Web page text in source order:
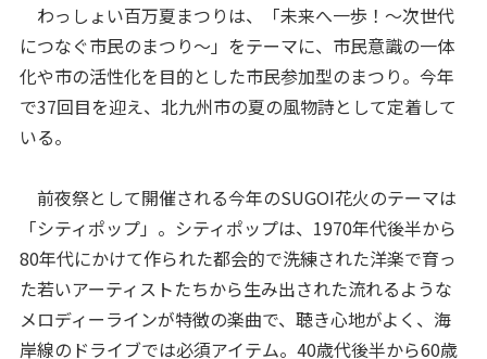
わっしょい百万夏まつりは、「未来へ一歩！〜次世代
につなぐ市民のまつり〜」をテーマに、市民意識の一体
化や市の活性化を目的とした市民参加型のまつり。今年
で37回目を迎え、北九州市の夏の風物詩として定着して
いる。
前夜祭として開催される今年のSUGOI花火のテーマは
「シティポップ」。シティポップは、1970年代後半から
80年代にかけて作られた都会的で洗練された洋楽で育っ
た若いアーティストたちから生み出された流れるような
メロディーラインが特徴の楽曲で、聴き心地がよく、海
岸線のドライブでは必須アイテム。40歳代後半から60歳